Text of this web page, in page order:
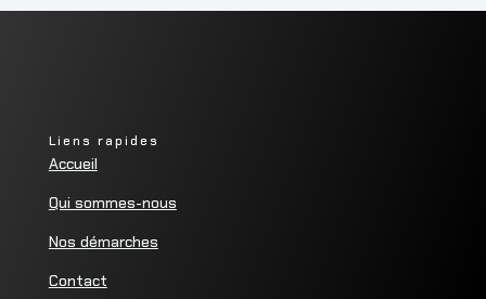
Liens rapides
Accueil
Qui sommes-nous
Nos démarches
Contact